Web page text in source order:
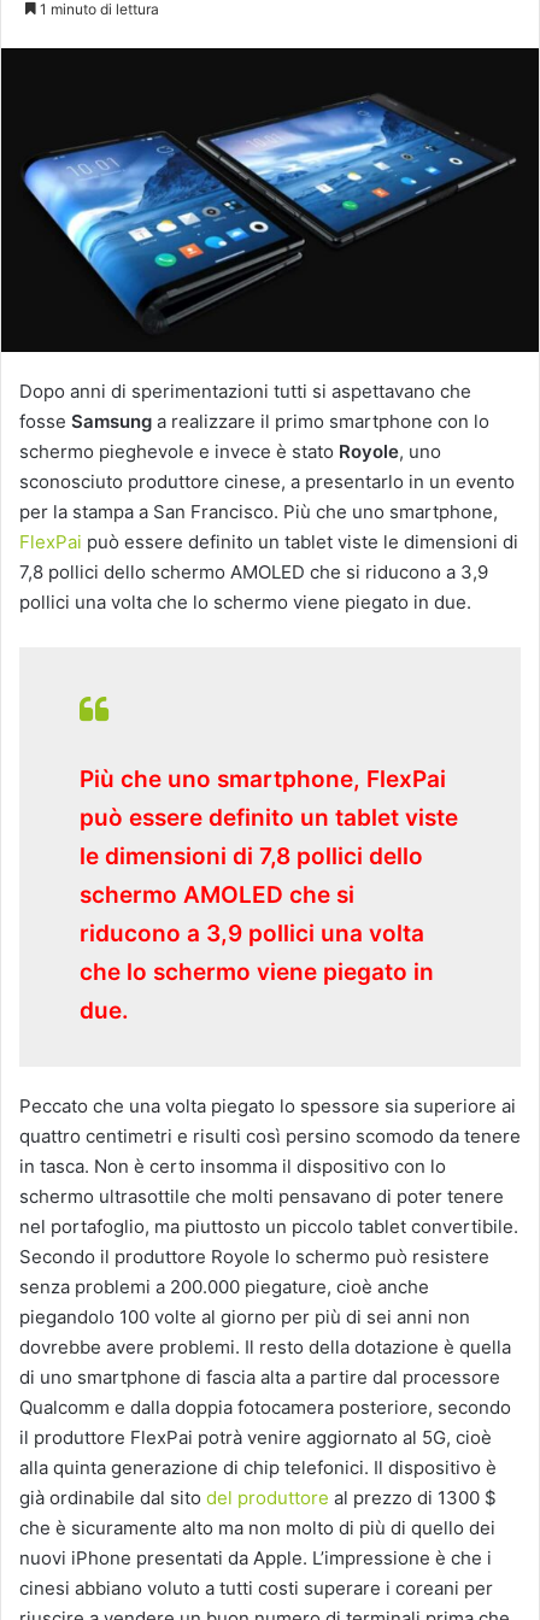
1 minuto di lettura
Dopo anni di sperimentazioni tutti si aspettavano che
fosse Samsung a realizzare il primo smartphone con lo
schermo pieghevole e invece è stato Royole, uno
sconosciuto produttore cinese, a presentarlo in un evento
per la stampa a San Francisco. Più che uno smartphone,
FlexPai può essere definito un tablet viste le dimensioni di
7,8 pollici dello schermo AMOLED che si riducono a 3,9
pollici una volta che lo schermo viene piegato in due.
Più che uno smartphone, FlexPai
può essere definito un tablet viste
le dimensioni di 7,8 pollici dello
schermo AMOLED che si
riducono a 3,9 pollici una volta
che lo schermo viene piegato in
due.
Peccato che una volta piegato lo spessore sia superiore ai
quattro centimetri e risulti così persino scomodo da tenere
in tasca. Non è certo insomma il dispositivo con lo
schermo ultrasottile che molti pensavano di poter tenere
nel portafoglio, ma piuttosto un piccolo tablet convertibile.
Secondo il produttore Royole lo schermo può resistere
senza problemi a 200.000 piegature, cioè anche
piegandolo 100 volte al giorno per più di sei anni non
dovrebbe avere problemi. Il resto della dotazione è quella
di uno smartphone di fascia alta a partire dal processore
Qualcomm e dalla doppia fotocamera posteriore, secondo
il produttore FlexPai potrà venire aggiornato al 5G, cioè
alla quinta generazione di chip telefonici. Il dispositivo è
già ordinabile dal sito del produttore al prezzo di 1300 $
che è sicuramente alto ma non molto di più di quello dei
nuovi iPhone presentati da Apple. L’impressione è che i
cinesi abbiano voluto a tutti costi superare i coreani per